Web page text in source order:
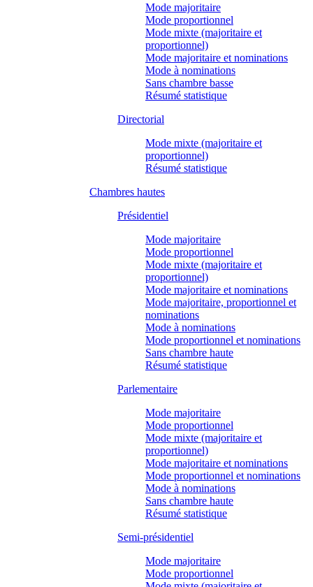
Mode majoritaire
Mode proportionnel
Mode mixte (majoritaire et
proportionnel)
Mode majoritaire et nominations
Mode à nominations
Sans chambre basse
Résumé statistique
Directorial
Mode mixte (majoritaire et
proportionnel)
Résumé statistique
Chambres hautes
Présidentiel
Mode majoritaire
Mode proportionnel
Mode mixte (majoritaire et
proportionnel)
Mode majoritaire et nominations
Mode majoritaire, proportionnel et
nominations
Mode à nominations
Mode proportionnel et nominations
Sans chambre haute
Résumé statistique
Parlementaire
Mode majoritaire
Mode proportionnel
Mode mixte (majoritaire et
proportionnel)
Mode majoritaire et nominations
Mode proportionnel et nominations
Mode à nominations
Sans chambre haute
Résumé statistique
Semi-présidentiel
Mode majoritaire
Mode proportionnel